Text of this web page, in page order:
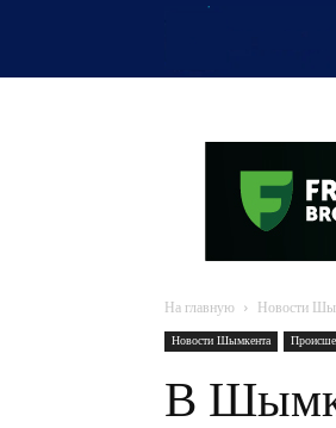
На главную Новости
Новости Шымкента
В